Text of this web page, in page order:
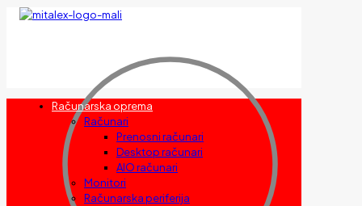
Računarska oprema
Računari
Prenosni računari
Desktop računari
AIO računari
Monitori
Računarska periferija